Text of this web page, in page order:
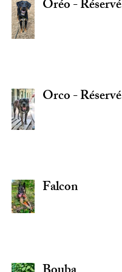
Oréo - Réservé
Orco - Réservé
Falcon